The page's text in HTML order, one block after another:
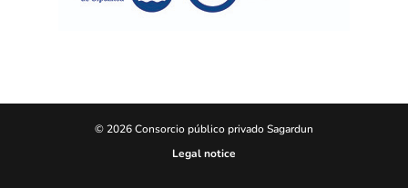
© 2026 Consorcio público privado Sagardun
Legal notice